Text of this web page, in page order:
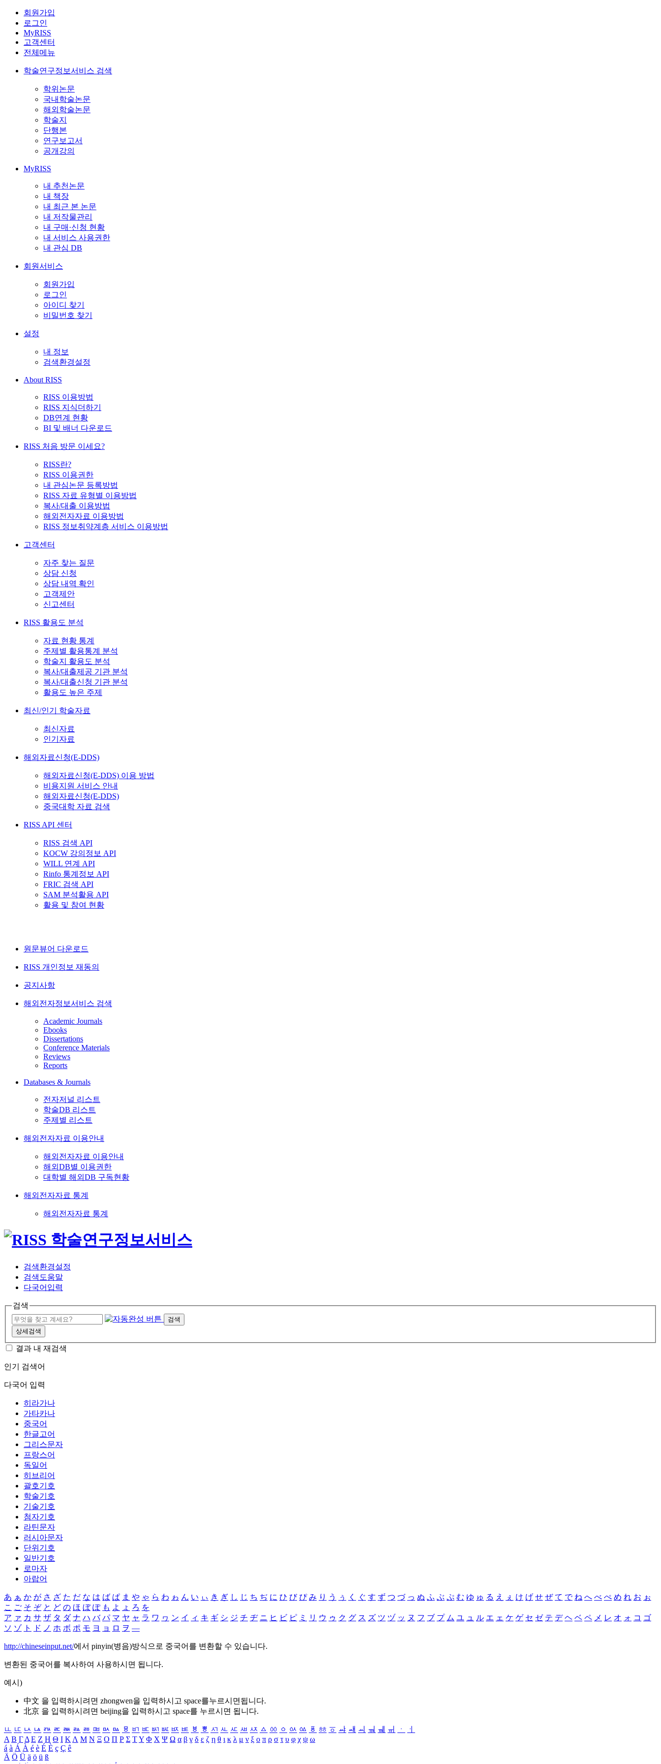
회원가입
로그인
MyRISS
고객센터
전체메뉴
학술연구정보서비스 검색
학위논문
국내학술논문
해외학술논문
학술지
단행본
연구보고서
공개강의
MyRISS
내 추천논문
내 책장
내 최근 본 논문
내 저작물관리
내 구매·신청 현황
내 서비스 사용권한
내 관심 DB
회원서비스
회원가입
로그인
아이디 찾기
비밀번호 찾기
설정
내 정보
검색환경설정
About RISS
RISS 이용방법
RISS 지식더하기
DB연계 현황
BI 및 배너 다운로드
RISS 처음 방문 이세요?
RISS란?
RISS 이용권한
내 관심논문 등록방법
RISS 자료 유형별 이용방법
복사/대출 이용방법
해외전자자료 이용방법
RISS 정보취약계층 서비스 이용방법
고객센터
자주 찾는 질문
상담 신청
상담 내역 확인
고객제안
신고센터
RISS 활용도 분석
자료 현황 통계
주제별 활용통계 분석
학술지 활용도 분석
복사/대출제공 기관 분석
복사/대출신청 기관 분석
활용도 높은 주제
최신/인기 학술자료
최신자료
인기자료
해외자료신청(E-DDS)
해외자료신청(E-DDS) 이용 방법
비용지원 서비스 안내
해외자료신청(E-DDS)
중국대학 자료 검색
RISS API 센터
RISS 검색 API
KOCW 강의정보 API
WILL 연계 API
Rinfo 통계정보 API
FRIC 검색 API
SAM 분석활용 API
활용 및 참여 현황
원문뷰어 다운로드
RISS 개인정보 재동의
공지사항
해외전자정보서비스 검색
Academic Journals
Ebooks
Dissertations
Conference Materials
Reviews
Reports
Databases & Journals
전자저널 리스트
학술DB 리스트
주제별 리스트
해외전자자료 이용안내
해외전자자료 이용안내
해외DB별 이용권한
대학별 해외DB 구독현황
해외전자자료 통계
해외전자자료 통계
검색환경설정
검색도움말
다국어입력
검색
검색
상세검색
결과 내 재검색
인기 검색어
다국어 입력
히라가나
가타카나
중국어
한글고어
그리스문자
프랑스어
독일어
히브리어
괄호기호
학술기호
기술기호
첨자기호
라틴문자
러시아문자
단위기호
일반기호
로마자
아랍어
あ ぁ か が さ ざ た だ な は ば ぱ ま や ゃ ら わ ゎ ん い ぃ き ぎ し じ ち ぢ に ひ び ぴ み り う ぅ く ぐ す ず つ づ っ ぬ ふ ぶ ぷ む ゆ ゅ る え ぇ け げ せ ぜ て で ね へ べ ぺ め れ お ぉ
こ ご そ ぞ と ど の ほ ぼ ぽ も よ ょ ろ を
ア ァ カ サ ザ タ ダ ナ ハ バ パ マ ヤ ャ ラ ワ ヮ ン イ ィ キ ギ シ ジ チ ヂ ニ ヒ ビ ピ ミ リ ウ ゥ ク グ ス ズ ツ ヅ ッ ヌ フ ブ プ ム ユ ュ ル エ ェ ケ ゲ セ ゼ テ デ ヘ ベ ペ メ レ オ ォ コ ゴ
ソ ゾ ト ド ノ ホ ボ ポ モ ヨ ョ ロ ヲ ―
http://chineseinput.net/에서 pinyin(병음)방식으로 중국어를 변환할 수 있습니다.
변환된 중국어를 복사하여 사용하시면 됩니다.
예시)
中文 을 입력하시려면 zhongwen을 입력하시고 space를누르시면됩니다.
北京 을 입력하시려면 beijing을 입력하시고 space를 누르시면 됩니다.
ㅥ ㅦ ㅧ ㅨ ㅩ ㅪ ㅫ ㅬ ㅭ ㅮ ㅯ ㅰ ㅱ ㅲ ㅳ ㅴ ㅵ ㅶ ㅷ ㅸ ㅹ ㅺ ㅻ ㅼ ㅽ ㅾ ㅿ ㆀ ㆁ ㆂ ㆃ ㆄ ㆅ ㆆ ㆇ ㆈ ㆉ ㆊ ㆋ ㆌ ㆍ
ㆎ
Α Β ΓΔ Ε Ζ Η Θ Ι ΚΛ Μ Ν Ξ Ο Π Ρ Σ ΤΥ Φ Χ Ψ Ω α β γ δ ε ζ η θ ι κ λ μ ν ξ ο π ρ σ τ υ φ χ ψ ω
á à Á À é è É È ç Ç ê
Ä Ö Ü ä ö ü ß